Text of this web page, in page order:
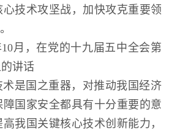
技术攻坚战，加快攻克重要领
，在党的十九届五中全会第
讲话
国之重器，对推动我国经济
国家安全都具有十分重要的意
我国关键核心技术创新能力，